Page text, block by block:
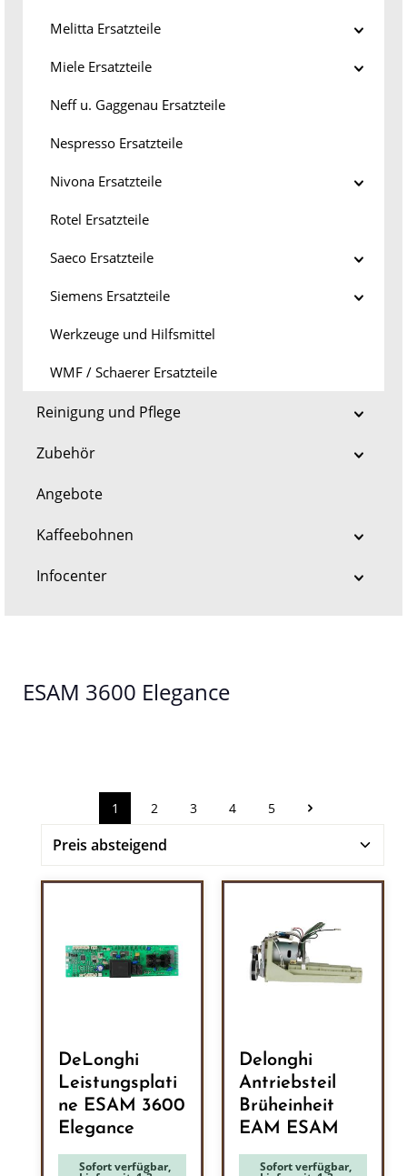
Melitta Ersatzteile
Miele Ersatzteile
Neff u. Gaggenau Ersatzteile
Nespresso Ersatzteile
Nivona Ersatzteile
Rotel Ersatzteile
Saeco Ersatzteile
Siemens Ersatzteile
Werkzeuge und Hilfsmittel
WMF / Schaerer Ersatzteile
Reinigung und Pflege
Zubehör
Angebote
Kaffeebohnen
Infocenter
ESAM 3600 Elegance
Seite
1 Seite
2 Seite
3 Seite
4 Seite
5
DeLonghi
Leistungsplati
ne ESAM 3600
Elegance
Sofort verfügbar,
Delonghi
Antriebsteil
Brüheinheit
EAM ESAM
Sofort verfügbar,